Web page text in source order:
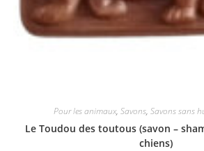
Pour les animaux, Savons, Savons sans
Le Toudou des toutous (savon –
chiens)